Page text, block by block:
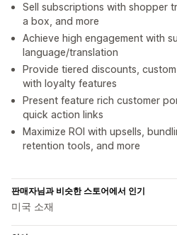
Sell subscriptions with shopper
a box, and more
Achieve high engagement with
language/translation
Provide tiered discounts,
with loyalty features
Present feature rich customer
quick action links
Maximize ROI with upsells,
retention tools, and more
판매자님과 비슷한 스토어에서 인기
미국 소재